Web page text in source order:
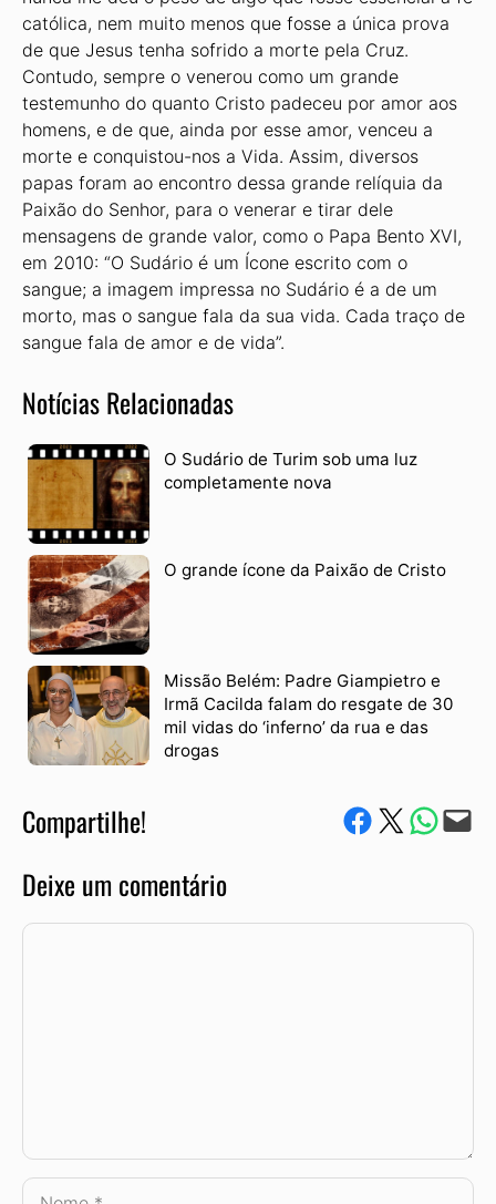
católica, nem muito menos que fosse a única prova
de que Jesus tenha sofrido a morte pela Cruz.
Contudo, sempre o venerou como um grande
testemunho do quanto Cristo padeceu por amor aos
homens, e de que, ainda por esse amor, venceu a
morte e conquistou-nos a Vida. Assim, diversos
papas foram ao encontro dessa grande relíquia da
Paixão do Senhor, para o venerar e tirar dele
mensagens de grande valor, como o Papa Bento XVI,
em 2010: “O Sudário é um Ícone escrito com o
sangue; a imagem impressa no Sudário é a de um
morto, mas o sangue fala da sua vida. Cada traço de
sangue fala de amor e de vida”.
Notícias Relacionadas
O Sudário de Turim sob uma luz
completamente nova
O grande ícone da Paixão de Cristo
Missão Belém: Padre Giampietro e
Irmã Cacilda falam do resgate de 30
mil vidas do ‘inferno’ da rua e das
drogas
Compartilhe! Compartilhe no Facebook
Compartilhe no Twitter
Compartile via
Envie via e-mail
Deixe um comentário
Comentário
Nome